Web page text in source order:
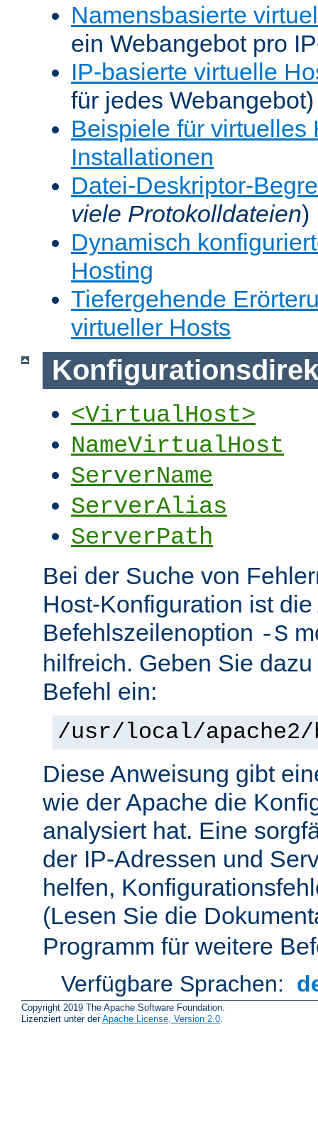
Namensbasierte
ein Webangebot pro
IP-basierte virtuelle
für jedes Webangebot)
Beispiele für virtuelles
Installationen
Datei-Deskriptor-
viele Protokolldateien)
Dynamisch
Hosting
Tiefergehende
virtueller Hosts
<VirtualHost>
NameVirtualHost
ServerName
ServerAlias
ServerPath
Bei der Suche von
Host-Konfiguration ist
Befehlszeilenoption -S
hilfreich. Geben Sie
Befehl ein:
/usr/local/
Diese Anweisung gibt
wie der Apache die
analysiert hat. Eine
der IP-Adressen und
helfen,
(Lesen Sie die
Programm für weitere
Verfügbare Sprachen:
Copyright 2019 The Apache Software Foundation.
Lizenziert unter derApache License, Version 2.0.